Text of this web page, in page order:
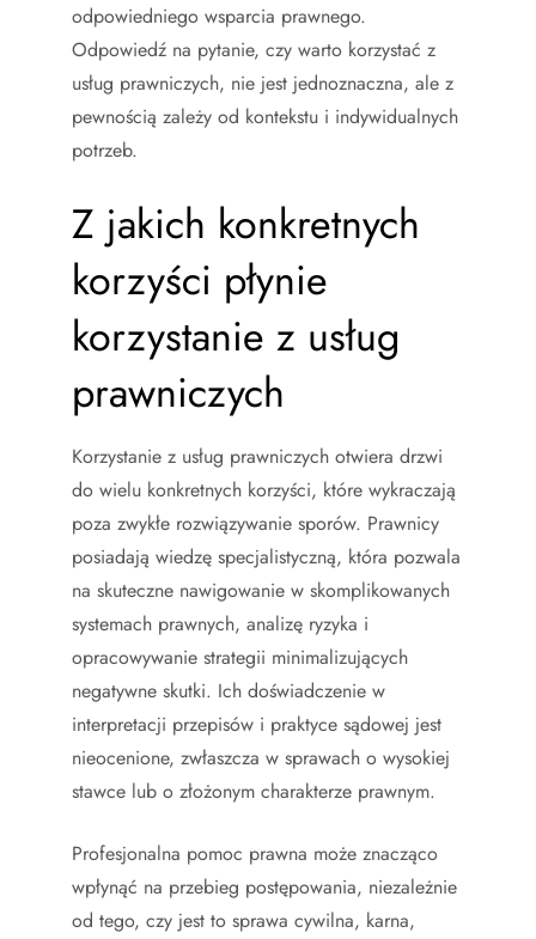
odpowiedniego wsparcia prawnego.
Odpowiedź na pytanie, czy warto korzystać z
usług prawniczych, nie jest jednoznaczna, ale z
pewnością zależy od kontekstu i indywidualnych
potrzeb.
Z jakich konkretnych
korzyści płynie
korzystanie z usług
prawniczych
Korzystanie z usług prawniczych otwiera drzwi
do wielu konkretnych korzyści, które wykraczają
poza zwykłe rozwiązywanie sporów. Prawnicy
posiadają wiedzę specjalistyczną, która pozwala
na skuteczne nawigowanie w skomplikowanych
systemach prawnych, analizę ryzyka i
opracowywanie strategii minimalizujących
negatywne skutki. Ich doświadczenie w
interpretacji przepisów i praktyce sądowej jest
nieocenione, zwłaszcza w sprawach o wysokiej
stawce lub o złożonym charakterze prawnym.
Profesjonalna pomoc prawna może znacząco
wpłynąć na przebieg postępowania, niezależnie
od tego, czy jest to sprawa cywilna, karna,